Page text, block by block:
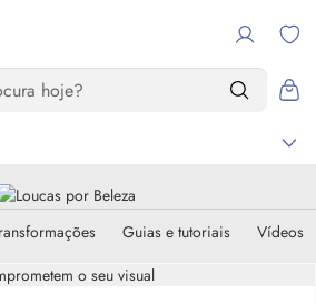
Guias e tutoriais Vídeos